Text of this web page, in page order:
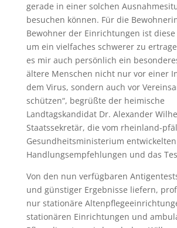
gerade in einer solchen
besuchen können. Für die
Bewohner der Einrichtungen ist
um ein vielfaches schwerer zu
es mir auch persönlich ein
ältere Menschen nicht nur vor einer
dem Virus, sondern auch vor
schützen“, begrüßte der heimische
Landtagskandidat Dr. Alexander
Staatssekretär, die vom rheinland-
Gesundheitsministerium
Handlungsempfehlungen und das
Von den nun verfügbaren
und günstiger Ergebnisse liefern,
nur stationäre
stationären Einrichtungen und